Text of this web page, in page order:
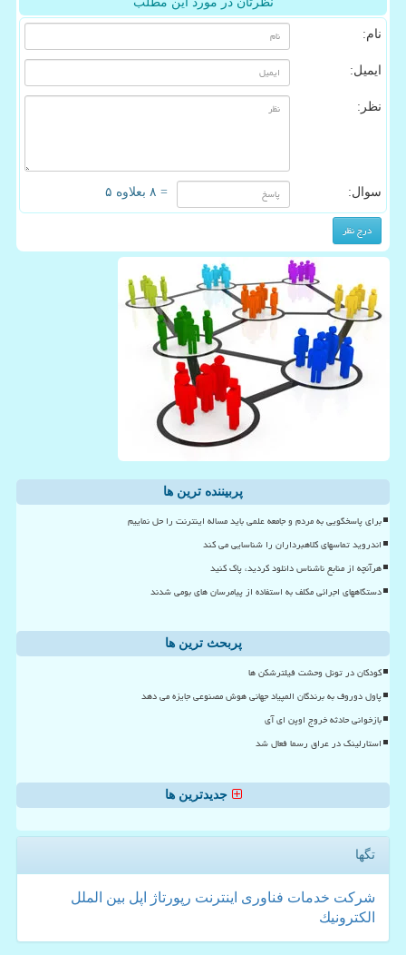
نام:
ایمیل:
نظر:
سوال: = ۸ بعلاوه ۵
پربیننده ترین ها
برای پاسخگویی به مردم و جامعه علمی باید مساله اینترنت را حل نماییم
اندروید تماسهای کلاهبرداران را شناسایی می کند
هرآنچه از منابع ناشناس دانلود کردید، پاک کنید
دستگاههای اجرائی مکلف به استفاده از پیامرسان های بومی شدند
پربحث ترین ها
کودکان در تونل وحشت فیلترشکن ها
پاول دوروف به برندگان المپیاد جهانی هوش مصنوعی جایزه می دهد
بازخوانی حادثه خروج اوپن ای آی
استارلینک در عراق رسما فعال شد
جدیدترین ها
تگها
شركت خدمات فناوری اینترنت رپورتاژ اپل بین الملل
الكترونیك